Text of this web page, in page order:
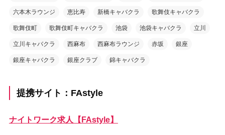
六本木ラウンジ 恵比寿 新橋キャバクラ 歌舞伎キャバクラ
歌舞伎町 歌舞伎町キャバクラ 池袋 池袋キャバクラ 立川
立川キャバクラ 西麻布 西麻布ラウンジ 赤坂 銀座
銀座キャバクラ 銀座クラブ 錦キャバクラ
提携サイト：FAstyle
ナイトワーク求人【FAstyle】